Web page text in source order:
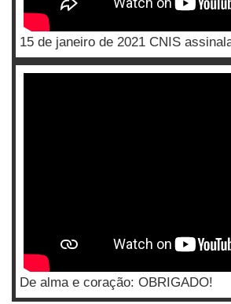
15 de janeiro de 2021 CNIS
De alma e coração: OBRIGADO!